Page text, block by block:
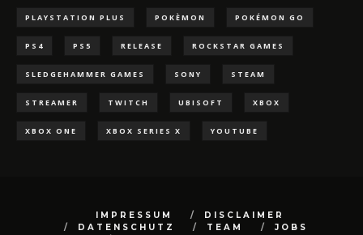
PLAYSTATION PLUS POKÈMON POKÉMON GO
PS4 PS5 RELEASE ROCKSTAR GAMES
SLEDGEHAMMER GAMES SONY STEAM
STREAMER TWITCH UBISOFT XBOX
XBOX ONE XBOX SERIES X YOUTUBE
IMPRESSUM
DISCLAIMER
DATENSCHUTZ
TEAM
JOBS